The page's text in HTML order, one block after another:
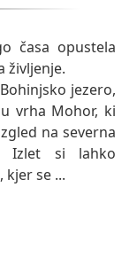
časa opustela
življenje.
jezero,
vrha Mohor, ki
na severna
Izlet si lahko
kjer se ...